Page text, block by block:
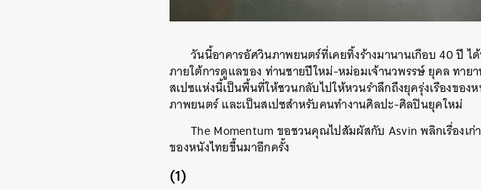
วันนี้อาคารอัศวินภาพยนตร์ที่เคยทิ้งร้างมานานเกือบ 40 ปี
ภายใต้การดูแลของ ท่านชายปีใหม่-หม่อมเจ้านวพรรษ์ ยุคล ทาย
สเปซแห่งนี้เป็นพื้นที่ให้ชวนกลับไปให้หวนรำลึกถึงยุครุ่งเรืองของ
ภาพยนตร์ และเป็นสเปซสำหรับคนทำงานศิลปะ-ศิลปินยุคใหม่
The Momentum ขอชวนคุณไปสัมผัสกับ Asvin พลิกเรื่องเก่
ของหนังไทยขึ้นมาอีกครั้ง
(1)